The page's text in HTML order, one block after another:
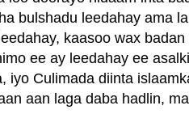
bulshadu leedahay ama
kaasoo wax
ee ay leedahay ee
iyo Culimada diinta
aan laga daba hadlin,